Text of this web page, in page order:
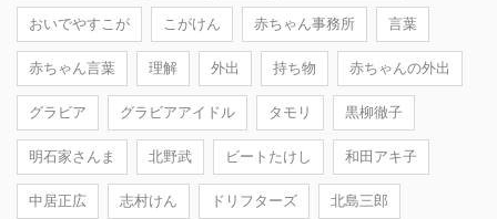
おいでやすこが こがけん 赤ちゃん事務所 言葉
赤ちゃん言葉 理解 外出 持ち物 赤ちゃんの外出
グラビア グラビアアイドル タモリ 黒柳徹子
明石家さんま 北野武 ビートたけし 和田アキ子
中居正広 志村けん ドリフターズ 北島三郎